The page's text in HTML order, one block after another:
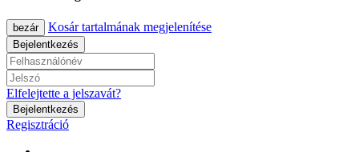
bezár Kosár tartalmának megjelenítése
Bejelentkezés
Elfelejtette a jelszavát?
Bejelentkezés
Regisztráció